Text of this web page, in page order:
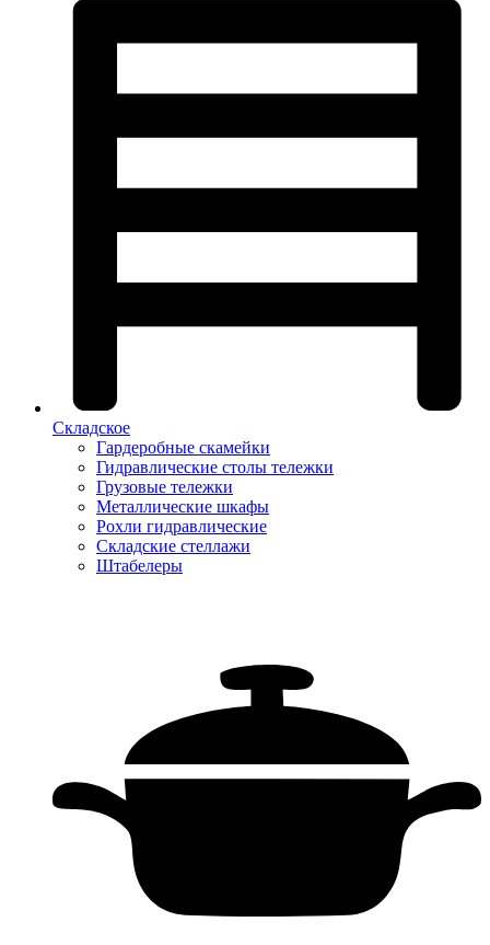
Складское
Гардеробные скамейки
Гидравлические столы тележки
Грузовые тележки
Металлические шкафы
Рохли гидравлические
Складские стеллажи
Штабелеры